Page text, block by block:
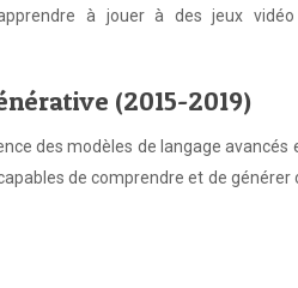
à jouer à des jeux
(2015-2019)
des modèles de langage avancés
de comprendre et de générer